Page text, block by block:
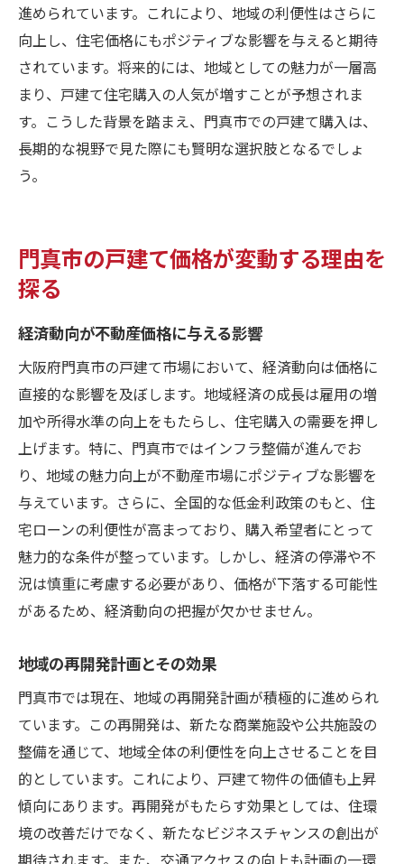
進められています。これにより、地域の利便性はさらに
向上し、住宅価格にもポジティブな影響を与えると期待
されています。将来的には、地域としての魅力が一層高
まり、戸建て住宅購入の人気が増すことが予想されま
す。こうした背景を踏まえ、門真市での戸建て購入は、
長期的な視野で見た際にも賢明な選択肢となるでしょ
う。
門真市の戸建て価格が変動する理由を
探る
経済動向が不動産価格に与える影響
大阪府門真市の戸建て市場において、経済動向は価格に
直接的な影響を及ぼします。地域経済の成長は雇用の増
加や所得水準の向上をもたらし、住宅購入の需要を押し
上げます。特に、門真市ではインフラ整備が進んでお
り、地域の魅力向上が不動産市場にポジティブな影響を
与えています。さらに、全国的な低金利政策のもと、住
宅ローンの利便性が高まっており、購入希望者にとって
魅力的な条件が整っています。しかし、経済の停滞や不
況は慎重に考慮する必要があり、価格が下落する可能性
があるため、経済動向の把握が欠かせません。
地域の再開発計画とその効果
門真市では現在、地域の再開発計画が積極的に進められ
ています。この再開発は、新たな商業施設や公共施設の
整備を通じて、地域全体の利便性を向上させることを目
的としています。これにより、戸建て物件の価値も上昇
傾向にあります。再開発がもたらす効果としては、住環
境の改善だけでなく、新たなビジネスチャンスの創出が
期待されます。また、交通アクセスの向上も計画の一環